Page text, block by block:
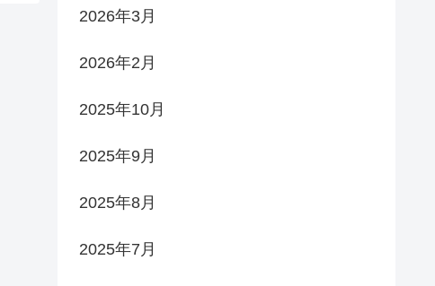
2026年3月
2026年2月
2025年10月
2025年9月
2025年8月
2025年7月